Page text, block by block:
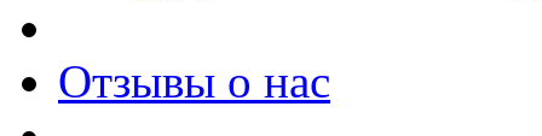
Отзывы о нас